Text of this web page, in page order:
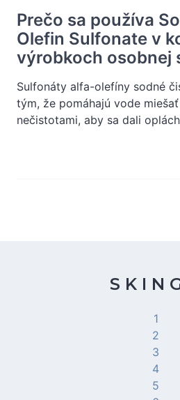
Prečo sa používa
Olefin Sulfonate v
výrobkoch osobnej
Sulfonáty alfa-olefíny sodné
tým, že pomáhajú vode
nečistotami, aby sa dali
S K I N
1
2
3
4
5